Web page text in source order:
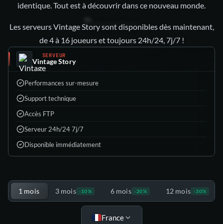
identique. Tout est à découvrir dans ce nouveau monde.
Les serveurs Vintage Story sont disponibles dès maintenant,
de 4 à 16 joueurs et toujours 24h/24, 7j/7 !
SERVEUR
Vintage Story
Performances sur-mesure
Support technique
Accès FTP
Serveur 24h/24 7j/7
Disponible immédiatement
Choisis ton offre
1 mois 3 mois -10% 6 mois -20% 12 mois -30%
France